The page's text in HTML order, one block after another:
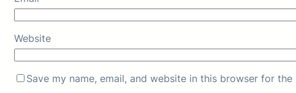
Website
Save my name, email, and website in this browser for